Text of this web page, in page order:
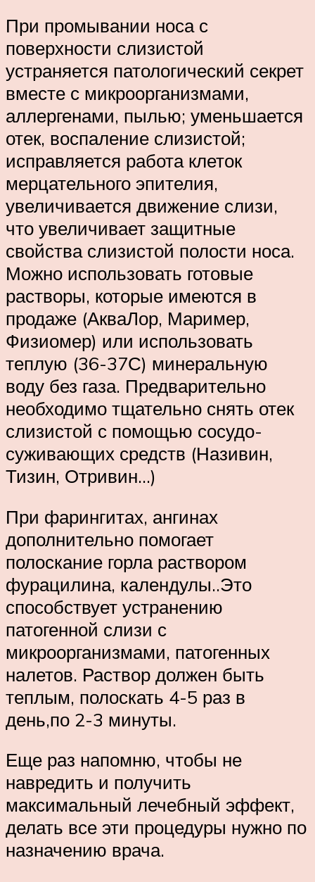
При промывании носа с
поверхности слизистой
устраняется патологический секрет
вместе с микроорганизмами,
аллергенами, пылью; уменьшается
отек, воспаление слизистой;
исправляется работа клеток
мерцательного эпителия,
увеличивается движение слизи,
что увеличивает защитные
свойства слизистой полости носа.
Можно использовать готовые
растворы, которые имеются в
продаже (АкваЛор, Маример,
Физиомер) или использовать
теплую (36-37С) минеральную
воду без газа. Предварительно
необходимо тщательно снять отек
слизистой с помощью сосудо-
суживающих средств (Називин,
Тизин, Отривин…)
При фарингитах, ангинах
дополнительно помогает
полоскание горла раствором
фурацилина, календулы..Это
способствует устранению
патогенной слизи с
микроорганизмами, патогенных
налетов. Раствор должен быть
теплым, полоскать 4-5 раз в
день,по 2-3 минуты.
Еще раз напомню, чтобы не
навредить и получить
максимальный лечебный эффект,
делать все эти процедуры нужно по
назначению врача.